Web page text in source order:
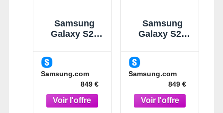
Samsung
Galaxy S26
Smartphone
Samsung.com
849 €
Samsung
Galaxy S26
Smartphone
Samsung.com
849 €